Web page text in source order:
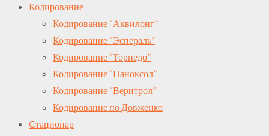
Кодирование
Кодирование “Аквилонг”
Кодирование “Эспераль”
Кодирование “Торпедо”
Кодирование “Наноксол”
Кодирование “Веритрол”
Кодирование по Довженко
Cтационар